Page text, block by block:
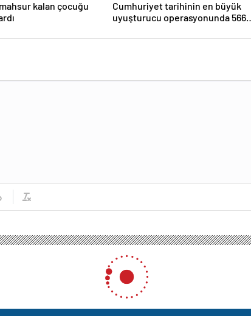
kalan çocuğu
Cumhuriyet tarihinin en büyük
uyuşturucu operasyonunda 566